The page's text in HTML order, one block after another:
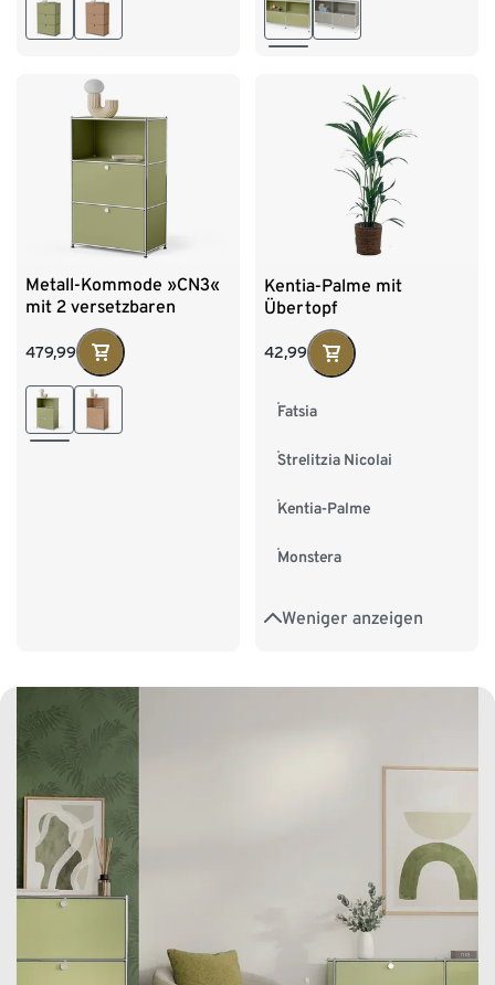
Metall-Kommode »CN3«
mit 2 versetzbaren
Klappenfächern, pistazie
479,99
Kentia-Palme mit
Übertopf
42,99
Weniger anzeigen
Fatsia
Strelitzia Nicolai
Kentia-Palme
Monstera